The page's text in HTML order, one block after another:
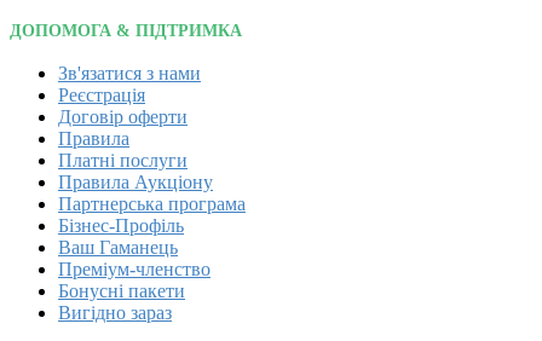
ДОПОМОГА & ПІДТРИМКА
Зв'язатися з нами
Реєстрація
Договір оферти
Правила
Платні послуги
Правила Аукціону
Партнерська програма
Бізнес-Профіль
Ваш Гаманець
Преміум-членство
Бонусні пакети
Вигідно зараз